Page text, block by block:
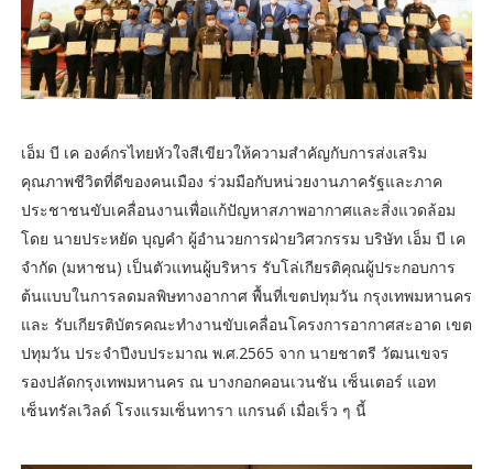
เอ็ม บี เค องค์กรไทยหัวใจสีเขียวให้ความสำคัญกับการส่งเสริม
คุณภาพชีวิตที่ดีของคนเมือง ร่วมมือกับหน่วยงานภาครัฐและภาค
ประชาชนขับเคลื่อนงานเพื่อแก้ปัญหาสภาพอากาศและสิ่งแวดล้อม
โดย นายประหยัด บุญคำ ผู้อำนวยการฝ่ายวิศวกรรม บริษัท เอ็ม บี เค
จำกัด (มหาชน) เป็นตัวแทนผู้บริหาร รับโล่เกียรติคุณผู้ประกอบการ
ต้นแบบในการลดมลพิษทางอากาศ พื้นที่เขตปทุมวัน กรุงเทพมหานคร
และ รับเกียรติบัตรคณะทำงานขับเคลื่อนโครงการอากาศสะอาด เขต
ปทุมวัน ประจำปีงบประมาณ พ.ศ.2565 จาก นายชาตรี วัฒนเขจร
รองปลัดกรุงเทพมหานคร ณ บางกอกคอนเวนชัน เซ็นเตอร์ แอท
เซ็นทรัลเวิลด์ โรงแรมเซ็นทารา แกรนด์ เมื่อเร็ว ๆ นี้